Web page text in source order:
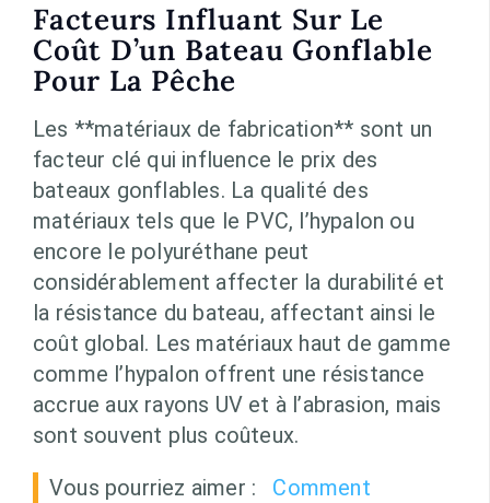
Facteurs Influant Sur Le
Coût D’un Bateau Gonflable
Pour La Pêche
Les **matériaux de fabrication** sont un
facteur clé qui influence le prix des
bateaux gonflables. La qualité des
matériaux tels que le PVC, l’hypalon ou
encore le polyuréthane peut
considérablement affecter la durabilité et
la résistance du bateau, affectant ainsi le
coût global. Les matériaux haut de gamme
comme l’hypalon offrent une résistance
accrue aux rayons UV et à l’abrasion, mais
sont souvent plus coûteux.
Vous pourriez aimer :
Comment